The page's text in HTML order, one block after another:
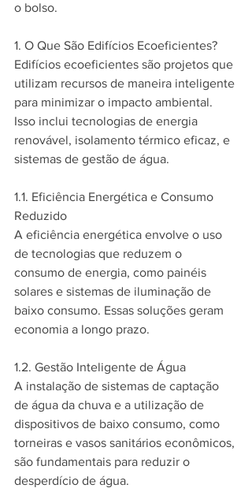
o bolso.
1. O Que São Edifícios Ecoeficientes?
Edifícios ecoeficientes são projetos que
utilizam recursos de maneira inteligente
para minimizar o impacto ambiental.
Isso inclui tecnologias de energia
renovável, isolamento térmico eficaz, e
sistemas de gestão de água.
1.1. Eficiência Energética e Consumo
Reduzido
A eficiência energética envolve o uso
de tecnologias que reduzem o
consumo de energia, como painéis
solares e sistemas de iluminação de
baixo consumo. Essas soluções geram
economia a longo prazo.
1.2. Gestão Inteligente de Água
A instalação de sistemas de captação
de água da chuva e a utilização de
dispositivos de baixo consumo, como
torneiras e vasos sanitários econômicos,
são fundamentais para reduzir o
desperdício de água.